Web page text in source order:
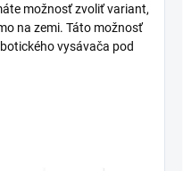
možnosť zvoliť variant,
na zemi. Táto možnosť
vysávača pod